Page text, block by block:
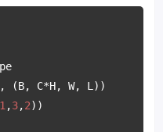
, (B, C*H, W, L))
1 ,3,2))